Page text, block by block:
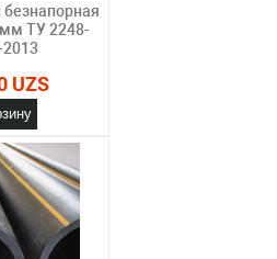
безнапорная
ТУ 2248-
UZS